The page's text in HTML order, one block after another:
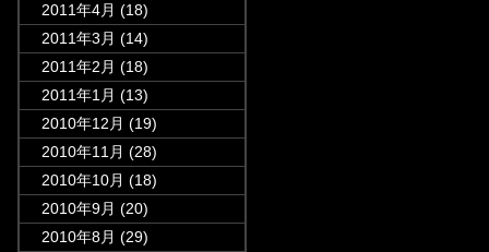
2011年4月 (18)
2011年3月 (14)
2011年2月 (18)
2011年1月 (13)
2010年12月 (19)
2010年11月 (28)
2010年10月 (18)
2010年9月 (20)
2010年8月 (29)